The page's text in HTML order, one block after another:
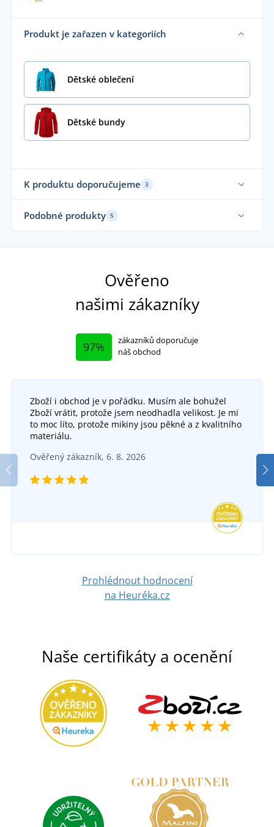
Produkt je zařazen v kategoriích
Dětské oblečení
Dětské bundy
K produktu doporučujeme 3
Funkční
Pánská softshellová bunda CXS NORFOLK
SKLADEM
Podobné produkty 5
Funkční
Dětská softshellová bunda CXS STRETCH
695 Kč
Ověřeno
našimi zákazníky
97%
zákazníků doporučuje
náš obchod
Zboží i obchod je v pořádku. Musím ale bohužel
Zboží vrátit, protože jsem neodhadla velikost. Je mi
to moc líto, protože mikiny jsou pěkné a z kvalitního
materiálu.
Ověřený zákazník, 6. 8. 2026
Prohlédnout hodnocení
na Heuréka.cz
Naše certifikáty a ocenění